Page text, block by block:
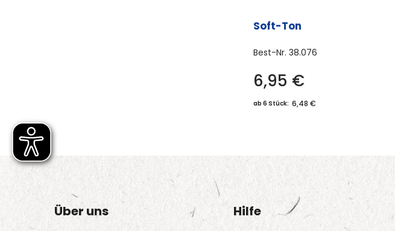
Soft-Ton
Best-Nr.38.076
6,95 €
ab 6 Stück: 6,48 €
Die
Optionen
Über uns Hilfe